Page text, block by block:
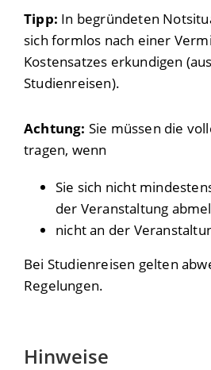
Tipp: In begründeten
sich formlos nach einer
Kostensatzes erkundigen
Studienreisen).
Achtung: Sie müssen die
tragen, wenn
Sie sich nicht
der Veranstaltung
nicht an der
Bei Studienreisen gelten
Regelungen.
Hinweise